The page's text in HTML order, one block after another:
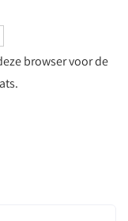
browser voor de